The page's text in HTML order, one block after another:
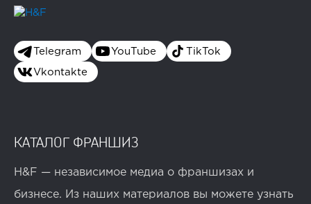
Telegram YouTube TikTok
Vkontakte
КАТАЛОГ ФРАНШИЗ
H&F — независимое медиа о франшизах и
бизнесе. Из наших материалов вы можете узнать